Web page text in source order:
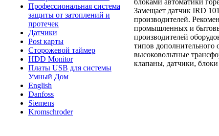
Профессиональная система
защиты от затоплений и
протечек
Датчики
Post карты
Сторожевой таймер
HDD Monitor
Платы USB для системы
Умный Дом
English
Danfoss
Siemens
Kromschroder
блоками автоматики
Замещает датчик IRD
производителей.
промышленных и
производителей
типов дополнительного
высоковольтные
клапаны, датчики,